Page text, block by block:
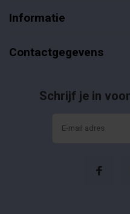
Informatie
Contactgegevens
Schrijf je in